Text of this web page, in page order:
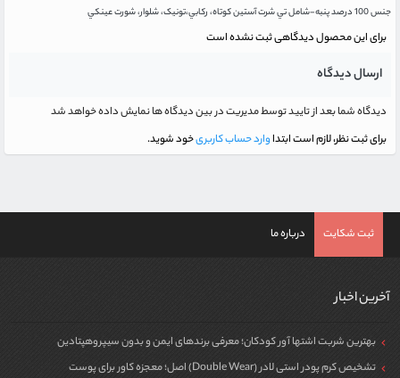
جنس 100 درصد پنبه-شامل تي شرت آستين کوتاه، رکابي،تونیک، شلوار، شورت عينکي
برای این محصول دیدگاهی ثبت نشده است
ارسال دیدگاه
دیدگاه شما بعد از تایید توسط مدیریت در بین دیدگاه ها نمایش داده خواهد شد
برای ثبت نظر، لازم است ابتداوارد حساب کاربریخود شوید.
ثبت شکایت درباره ما
آخرین اخبار
بهترین شربت اشتها آور کودکان؛ معرفی برندهای ایمن و بدون سیپروهپتادین
تشخیص کرم پودر استی لادر (Double Wear) اصل؛ معجزه کاور برای پوست